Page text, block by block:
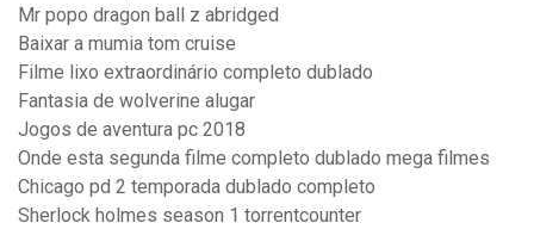
Mr popo dragon ball z abridged
Baixar a mumia tom cruise
Filme lixo extraordinário completo dublado
Fantasia de wolverine alugar
Jogos de aventura pc 2018
Onde esta segunda filme completo dublado mega filmes
Chicago pd 2 temporada dublado completo
Sherlock holmes season 1 torrentcounter